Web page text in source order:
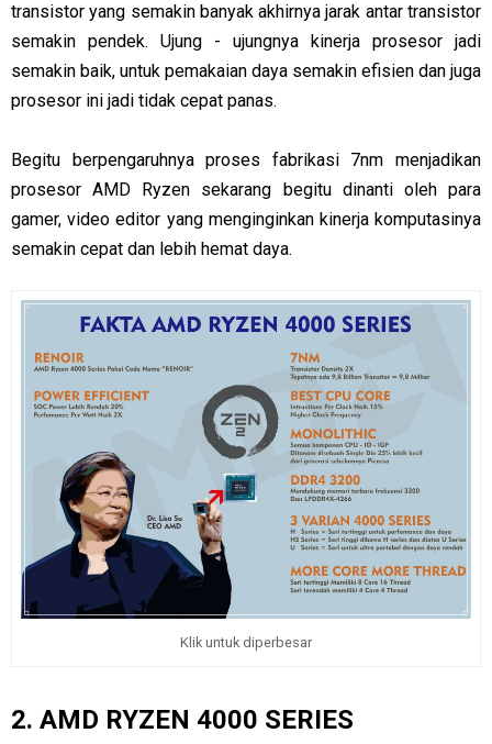
transistor yang semakin banyak akhirnya jarak antar transistor
semakin pendek. Ujung - ujungnya kinerja prosesor jadi
semakin baik, untuk pemakaian daya semakin efisien dan juga
prosesor ini jadi tidak cepat panas.
Begitu berpengaruhnya proses fabrikasi 7nm menjadikan
prosesor AMD Ryzen sekarang begitu dinanti oleh para
gamer, video editor yang menginginkan kinerja komputasinya
semakin cepat dan lebih hemat daya.
Klik untuk diperbesar
2. AMD RYZEN 4000 SERIES